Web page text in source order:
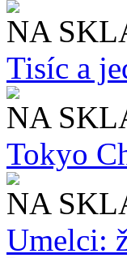
NA
Tisíc a
NA
Tokyo
NA
Umelci: